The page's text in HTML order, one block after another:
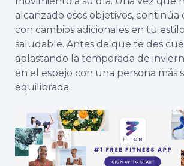
alcanzado esos objetivos,
con cambios adicionales en tu
saludable. Antes de que te des
aplastando la temporada de
en el espejo con una persona más
equilibrada.